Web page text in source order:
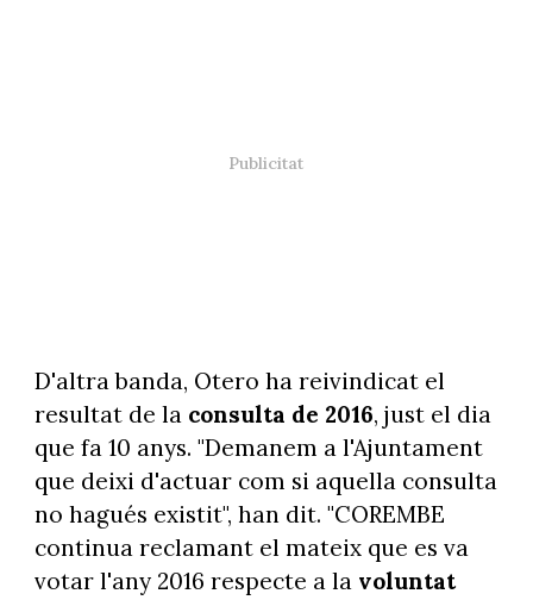
D'altra banda, Otero ha reivindicat el
resultat de la consulta de 2016, just el dia
que fa 10 anys. "Demanem a l'Ajuntament
que deixi d'actuar com si aquella consulta
no hagués existit", han dit. "COREMBE
continua reclamant el mateix que es va
votar l'any 2016 respecte a lavoluntat